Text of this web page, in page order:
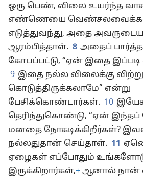
ஒரு பெண், விலை உயர்ந்த
எண்ணெயை வெண்சலவைக்கல்
எடுத்துவந்து, அதை
ஆரம்பித்தாள். 8 அதைப்
கோபப்பட்டு, “ஏன் இதை
9 இதை நல்ல விலைக்கு
கொடுத்திருக்கலாமே” என்று
பேசிக்கொண்டார்கள். 10
தெரிந்துகொண்டு, “ஏன்
மனதை நோகடிக்கிறீர்கள்?
நல்லதுதான் செய்தாள். 11
ஏழைகள் எப்போதும்
இருக்கிறார்கள்,+ ஆனால் நான்